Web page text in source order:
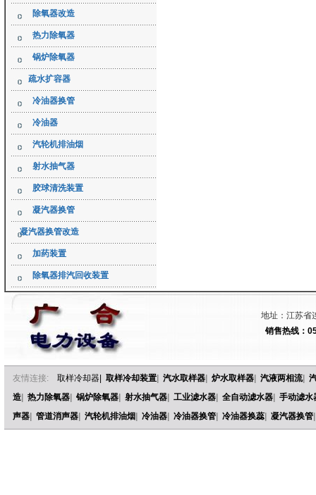
除氧器改造
热力除氧器
锅炉除氧器
疏水扩容器
冷油器换管
冷油器
汽轮机排油烟
射水抽气器
胶球清洗装置
凝汽器换管
凝汽器换管改造
加药装置
除氧器排汽回收装置
地址：江苏省
销售热线：
友情连接: 取样冷却器 取样冷却装置 汽水取样器 炉水取样器 汽液两相流|
造
热力除氧器 锅炉除氧器 射水抽气器 工业滤水器 全自动滤水器
手动滤水
声器
管道消声器 汽轮机排油烟 冷油器 冷油器换管 冷油器换蕊 凝汽器换管